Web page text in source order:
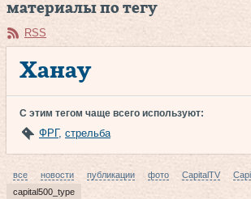
материалы по тегу
RSS
Ханау
С этим тегом чаще всего используют:
ФРГ, стрельба
все новости публикации фото CapitalTV
capital500_type